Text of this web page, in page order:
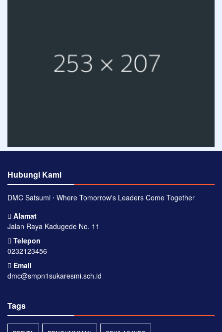
Hubungi Kami
DMC Satsumi ⋅ Where Tomorrow's Leaders Come Together
Alamat
Jalan Raya Kadugede No. 11
Telepon
0232123456
Email
dmc@smpn1sukaresmi.sch.id
Tags